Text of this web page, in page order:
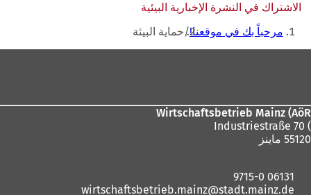
الاشتراك في النشرة الإخبارية البيئية
علامة
تبويب
أنت مرحباً بك في موقعنا! حماية البيئة
Wirtschaftsbetrieb Mainz (AöR
) Industriestraße 70
55120 ماينز
06131 9715-0
wirtschaftsbetrieb.mainz
stadt.mainz de